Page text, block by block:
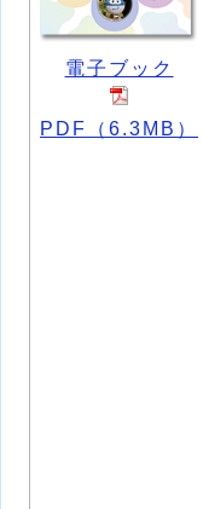
電子ブック
PDF（6.3MB）